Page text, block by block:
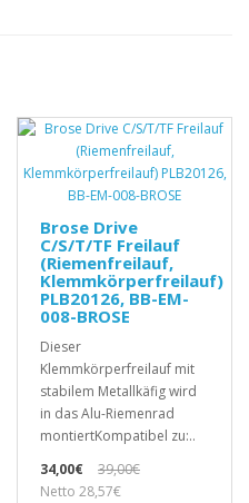
Brose Drive
C/S/T/TF Freilauf
(Riemenfreilauf,
Klemmkörperfreilauf)
PLB20126, BB-EM-
008-BROSE
Dieser
Klemmkörperfreilauf mit
stabilem Metallkäfig wird
in das Alu-Riemenrad
montiertKompatibel zu:..
34,00€
39,00€
Netto 28,57€